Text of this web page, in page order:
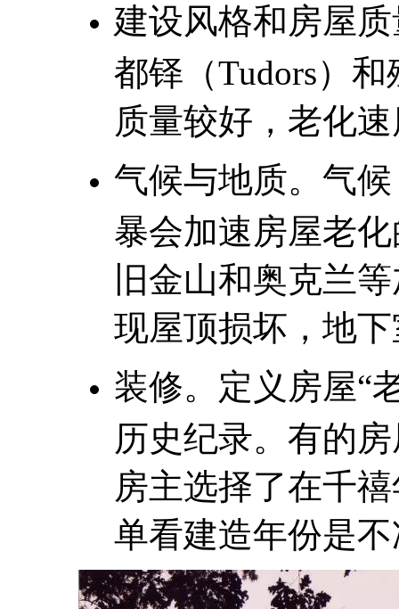
建设风格和房屋
都铎（Tudors）
质量较好，老化
气候与地质。气
暴会加速房屋老
旧金山和奥克兰
现屋顶损坏，地
装修。定义房屋“
历史纪录。有的
房主选择了在千
单看建造年份是